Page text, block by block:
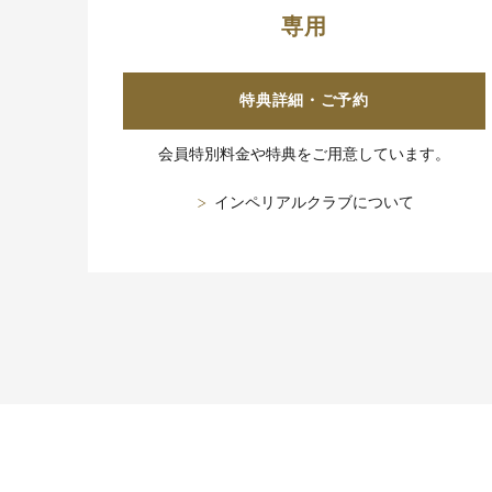
専用
特典詳細・ご予約
会員特別料金や特典をご用意しています。
インペリアルクラブについて